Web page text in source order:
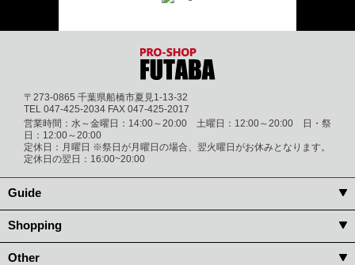
〒273-0865 千葉県船橋市夏見1-13-32
TEL 047-425-2034 FAX 047-425-2017
営業時間：水～金曜日：14:00～20:00 土曜日：12:00～20:00 日・祭
日：12:00～20:00
定休日：月曜日 ※祭日が月曜日の場合、翌火曜日がお休みとなります。
定休日の翌日：16:00~20:00
Guide
Shopping
Other